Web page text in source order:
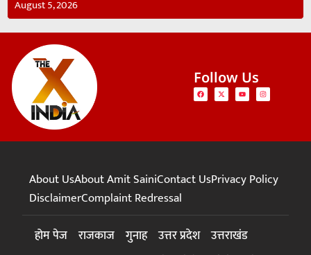
August 5, 2026
Follow Us
About UsAbout Amit SainiContact UsPrivacy Policy
DisclaimerComplaint Redressal
होम पेज राजकाज गुनाह उत्तर प्रदेश उत्तराखंड